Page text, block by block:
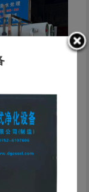
水处理设备有限